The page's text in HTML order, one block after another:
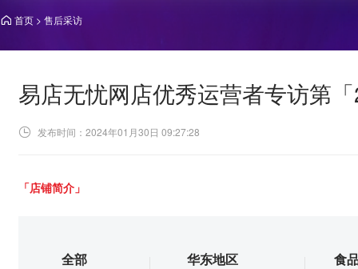
首页 > 售后采访
易店无忧网店优秀运营者专访第
发布时间：2024年01月30日 09:27:28
「店铺简介」
全部 华东地区 食